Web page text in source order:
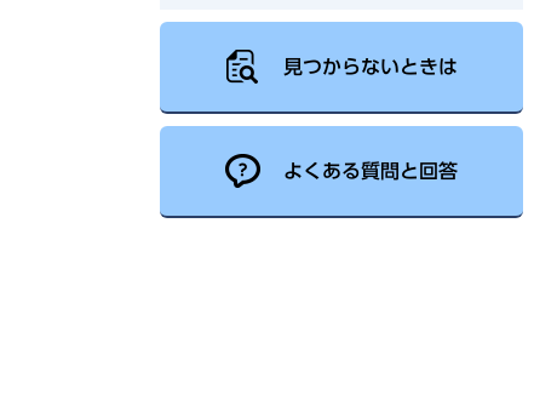
見つからないときは
よくある質問と回答